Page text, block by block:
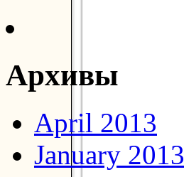
Архивы
April 2013
January 2013